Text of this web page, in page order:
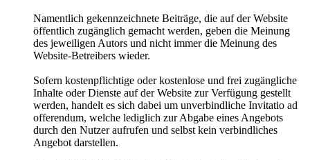
Namentlich gekennzeichnete Beiträge, die auf der Website
öffentlich zugänglich gemacht werden, geben die Meinung
des jeweiligen Autors und nicht immer die Meinung des
Website-Betreibers wieder.
Sofern kostenpflichtige oder kostenlose und frei zugängliche
Inhalte oder Dienste auf der Website zur Verfügung gestellt
werden, handelt es sich dabei um unverbindliche Invitatio ad
offerendum, welche lediglich zur Abgabe eines Angebots
durch den Nutzer aufrufen und selbst kein verbindliches
Angebot darstellen.